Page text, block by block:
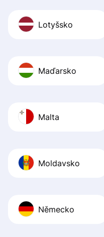
Lotyšsko
Maďarsko
Malta
Moldavsko
Německo